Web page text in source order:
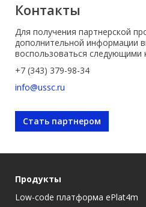
Контакты
Для получения партнерской
дополнительной информации
воспользоваться следующими
+7 (343) 379-98-34
info@ussc.ru
Стать партнером
Продукты
Low-code платформа ePlat4m